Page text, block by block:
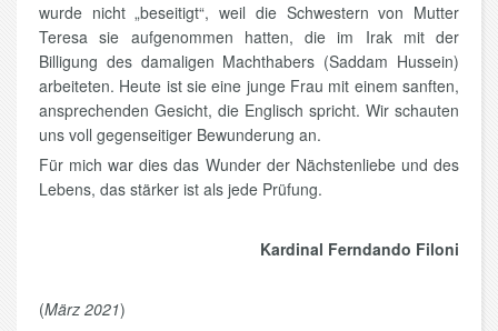
wurde nicht „beseitigt“, weil die Schwestern von Mutter
Teresa sie aufgenommen hatten, die im Irak mit der
Billigung des damaligen Machthabers (Saddam Hussein)
arbeiteten. Heute ist sie eine junge Frau mit einem sanften,
ansprechenden Gesicht, die Englisch spricht. Wir schauten
uns voll gegenseitiger Bewunderung an.
Für mich war dies das Wunder der Nächstenliebe und des
Lebens, das stärker ist als jede Prüfung.
Kardinal Ferndando Filoni
(März 2021)